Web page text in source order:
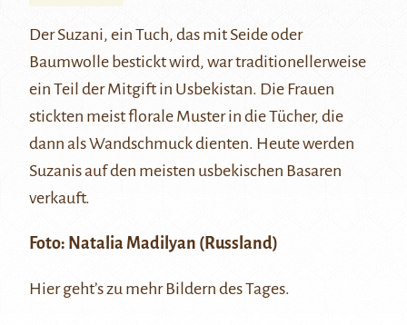
DerSuzani, ein Tuch, das mit Seide oder
Baumwolle bestickt wird, war traditionellerweise
ein Teil der Mitgift in Usbekistan. Die Frauen
stickten meist florale Muster in die Tücher, die
dann als Wandschmuck dienten. Heute werden
Suzanis auf den meisten usbekischen Basaren
verkauft.
Foto: Natalia Madilyan (Russland)
Hiergeht’s zu mehr Bildern des Tages.